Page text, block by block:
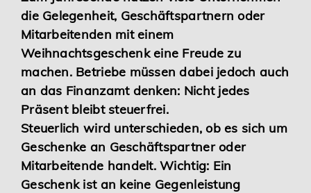
Karriere
Services
die Gelegenheit, Geschäftspartnern oder
Mitarbeitenden mit einem
Weihnachtsgeschenk eine Freude zu
machen. Betriebe müssen dabei jedoch auch
an das Finanzamt denken: Nicht jedes
Präsent bleibt steuerfrei.
Steuerlich wird unterschieden, ob es sich um
Geschenke an Geschäftspartner oder
Mitarbeitende handelt. Wichtig: Ein
Geschenk ist an keine Gegenleistung